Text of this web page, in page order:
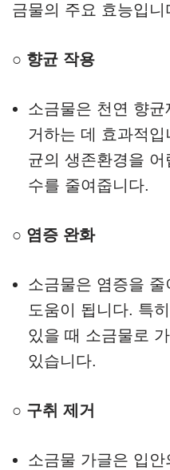
금물의 주요 효능입니
○ 향균 작용
소금물은 천연 향균
거하는 데 효과적입
균의 생존환경을
수를 줄여줍니다.
○ 염증 완화
소금물은 염증을 줄
도움이 됩니다. 특
있을 때 소금물로
있습니다.
○ 구취 제거
소금물 가글은 입